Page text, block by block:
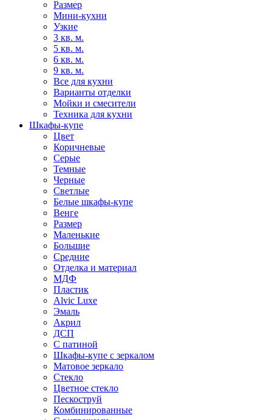
Размер
Мини-кухни
Узкие
3 кв. м.
5 кв. м.
6 кв. м.
9 кв. м.
Все для кухни
Варианты отделки
Мойки и смесители
Техника для кухни
Шкафы-купе
Цвет
Коричневые
Серые
Темные
Черные
Светлые
Белые шкафы-купе
Венге
Размер
Маленькие
Большие
Средние
Отделка и материал
МДФ
Пластик
Alvic Luxe
Эмаль
Акрил
ДСП
С патиной
Шкафы-купе с зеркалом
Матовое зеркало
Стекло
Цветное стекло
Пескоструй
Комбинированные